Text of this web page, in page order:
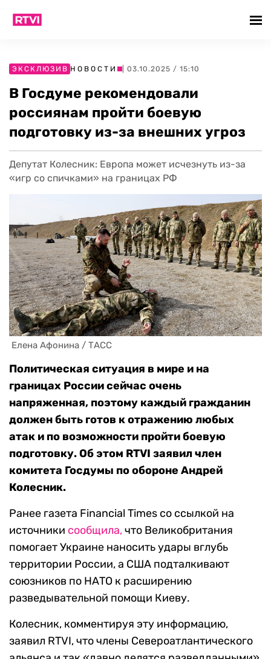
ЭКСКЛЮЗИВ НОВОСТИ | 03.10.2025 / 15:10
В Госдуме рекомендовали
россиянам пройти боевую
подготовку из-за внешних угроз
Депутат Колесник: Европа может исчезнуть из-за
«игр со спичками» на границах РФ
Елена Афонина / ТАСС
Политическая ситуация в мире и на
границах России сейчас очень
напряженная, поэтому каждый гражданин
должен быть готов к отражению любых
атак и по возможности пройти боевую
подготовку. Об этом RTVI заявил член
комитета Госдумы по обороне Андрей
Колесник.
Ранее газета Financial Times со ссылкой на
источники сообщила,что Великобритания
помогает Украине наносить удары вглубь
территории России, а США подталкивают
союзников по НАТО к расширению
разведывательной помощи Киеву.
Колесник, комментируя эту информацию,
заявил RTVI, что члены Североатлантического